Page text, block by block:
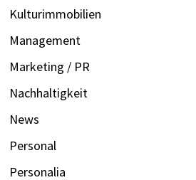
Kulturimmobilien
Management
Marketing / PR
Nachhaltigkeit
News
Personal
Personalia